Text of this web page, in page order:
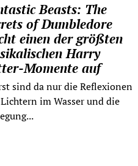
Beasts: The
of Dumbledore
einen der größten
Harry
Momente auf
sind da nur die Reflexionen
im Wasser und die